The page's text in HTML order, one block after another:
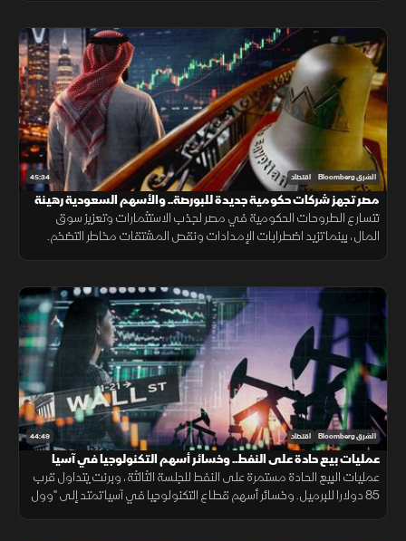
45:34 الشرق Bloomberg اقتصاد
مصر تجهز شركات حكومية جديدة للبورصة.. والأسهم السعودية رهينة
النتائج والسيولة
تتسارع الطروحات الحكومية في مصر لجذب الاستثمارات وتعزيز سوق
المال، بينما تزيد اضطرابات الإمدادات ونقص المشتقات مخاطر التضخم.
44:49 الشرق Bloomberg اقتصاد
عمليات بيع حادة على النفط.. وخسائر أسهم التكنولوجيا في آسيا
تمتد لـ"وول ستريت"
عمليات البيع الحادة مستمرة على النفط للجلسة الثالثة، وبرنت يتداول قرب
85 دولارا للبرميل. وخسائر أسهم قطاع التكنولوجيا في آسيا تمتد إلى "وول